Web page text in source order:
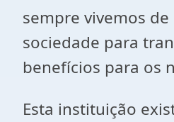
sempre vivemos de
sociedade para
benefícios para os
Esta instituição